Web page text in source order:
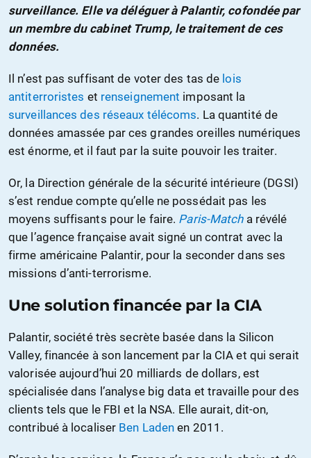
surveillance. Elle va déléguer à Palantir, cofondée par
un membre du cabinet Trump, le traitement de ces
données.
Il n’est pas suffisant de voter des tas de lois
antiterroristes et renseignement imposant la
surveillances des réseaux télécoms. La quantité de
données amassée par ces grandes oreilles numériques
est énorme, et il faut par la suite pouvoir les traiter.
Or, la Direction générale de la sécurité intérieure (DGSI)
s’est rendue compte qu’elle ne possédait pas les
moyens suffisants pour le faire. Paris-Matcha révélé
que l’agence française avait signé un contrat avec la
firme américaine Palantir, pour la seconder dans ses
missions d’anti-terrorisme.
Une solution financée par la CIA
Palantir, société très secrète basée dans la Silicon
Valley, financée à son lancement par la CIA et qui serait
valorisée aujourd’hui 20 milliards de dollars, est
spécialisée dans l’analyse big data et travaille pour des
clients tels que le FBI et la NSA. Elle aurait, dit-on,
contribué à localiser Ben Laden en 2011.